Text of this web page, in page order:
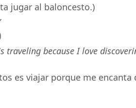
jugar al baloncesto.)
traveling because I love
es viajar porque me encanta